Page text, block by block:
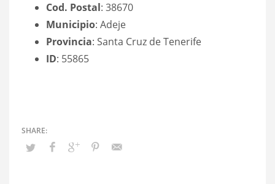
Cod. Postal: 38670
Municipio: Adeje
Provincia: Santa Cruz de Tenerife
ID: 55865